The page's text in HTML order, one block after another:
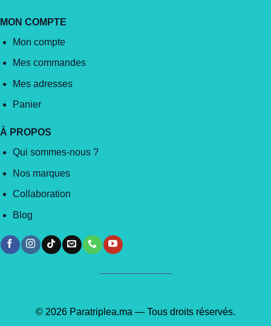
MON COMPTE
Mon compte
Mes commandes
Mes adresses
Panier
À PROPOS
Qui sommes-nous ?
Nos marques
Collaboration
Blog
© 2026 Paratriplea.ma — Tous droits réservés.